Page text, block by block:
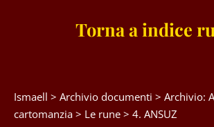
Torna a indice
Ismaell > Archivio documenti > Archivio:
cartomanzia > Le rune > 4. ANSUZ